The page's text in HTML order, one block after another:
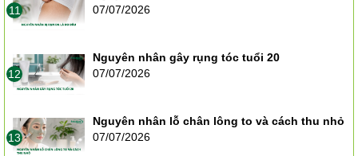
11
07/07/2026
12
Nguyên nhân gây rụng tóc tuổi 20
07/07/2026
13
Nguyên nhân lỗ chân lông to và cách thu nhỏ
07/07/2026